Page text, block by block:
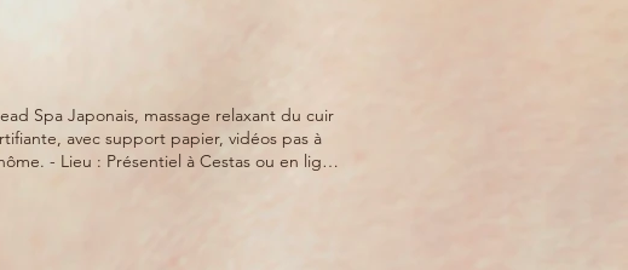
- Lieu : Présentiel à Cestas ou en ligne
votre réussite